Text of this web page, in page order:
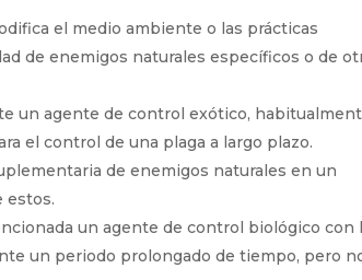
el medio ambiente o las prácticas
de enemigos naturales específicos o de
un agente de control exótico,
el control de una plaga a largo plazo.
de enemigos naturales en un
estos.
un agente de control biológico con
un periodo prolongado de tiempo, pero